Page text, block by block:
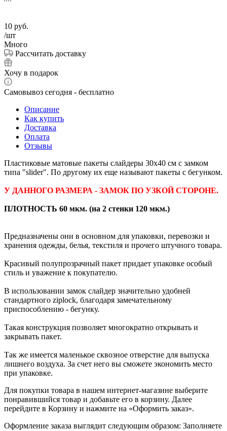
10 руб.
/шт
Много
Рассчитать доставку
Хочу в подарок
Самовывоз сегодня - бесплатно
Описание
Как купить
Доставка
Оплата
Отзывы
Пластиковые матовые пакеты слайдеры 30х40 см с замком
типа "slider". По другому их еще называют пакеты с бегунком.
У ДАННОГО РАЗМЕРА - ЗАМОК ПО УЗКОЙ СТОРОНЕ.
ПЛОТНОСТЬ 60 мкм. (на 2 стенки 120 мкм.)
Предназначены они в основном для упаковки, перевозки и
хранения одежды, белья, текстиля и прочего штучного товара.
Красивый полупрозрачный пакет придает упаковке особый
стиль и уважение к покупателю.
В использовании замок слайдер значительно удобней
стандартного ziplock, благодаря замечательному
приспособлению - бегунку.
Такая конструкция позволяет многократно открывать и
закрывать пакет.
Так же имеется маленькое сквозное отверстие для выпуска
лишнего воздуха. За счет него вы сможете экономить место
при упаковке.
Для покупки товара в нашем интернет-магазине выберите
понравившийся товар и добавьте его в корзину. Далее
перейдите в Корзину и нажмите на «Оформить заказ».
Оформление заказа выглядит следующим образом: Заполняете